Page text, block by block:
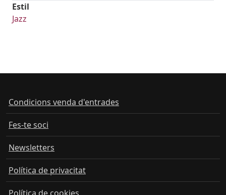
Estil
Jazz
Condicions venda d'entrades
Fes-te soci
Newsletters
Política de privacitat